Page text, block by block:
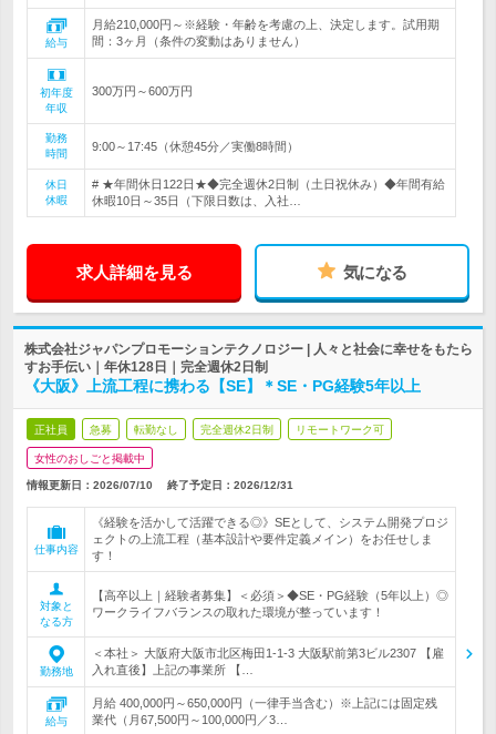
給与
月給210,000円～※経験・年齢を考慮の上、決定します。試用期
間：3ヶ月（条件の変動はありません）
初年度
年収
300万円～600万円
勤務
時間
9:00～17:45（休憩45分／実働8時間）
休日
休暇
# ★年間休日122日★◆完全週休2日制（土日祝休み）◆年間有給
休暇10日～35日（下限日数は、入社…
求人詳細を見る 気になる
株式会社ジャパンプロモーションテクノロジー | 人々と社会に幸せをもたら
すお手伝い｜年休128日｜完全週休2日制
《大阪》上流工程に携わる【SE】＊SE・PG経験5年以上
正社員 急募 転勤なし 完全週休2日制 リモートワーク可
女性のおしごと掲載中
情報更新日：2026/07/10 終了予定日： 2026/12/31
仕事内容
《経験を活かして活躍できる◎》SEとして、システム開発プロジ
ェクトの上流工程（基本設計や要件定義メイン）をお任せしま
す！
対象と
なる方
【高卒以上｜経験者募集】＜必須＞◆SE・PG経験（5年以上）◎
ワークライフバランスの取れた環境が整っています！
勤務地
＜本社＞ 大阪府大阪市北区梅田1-1-3 大阪駅前第3ビル2307 【雇
入れ直後】上記の事業所 【…
給与
月給 400,000円～650,000円（一律手当含む）※上記には固定残
業代（月67,500円～100,000円／3…